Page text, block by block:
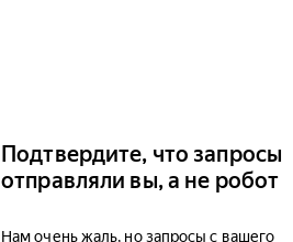
Подтвердите, что запросы
отправляли вы, а не робот
Нам очень жаль, но запросы с вашего